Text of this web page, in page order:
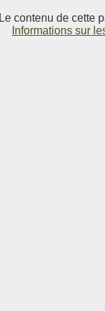
Le contenu de cette
Informations sur